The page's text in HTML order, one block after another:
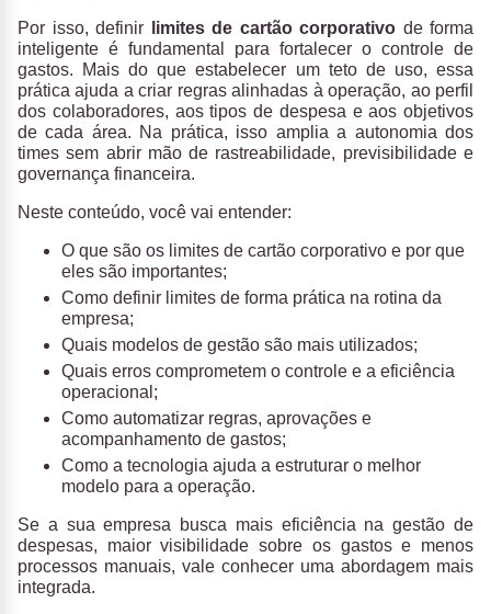
Por isso, definir limites de cartão corporativo de forma
inteligente é fundamental para fortalecer o controle de
gastos. Mais do que estabelecer um teto de uso, essa
prática ajuda a criar regras alinhadas à operação, ao perfil
dos colaboradores, aos tipos de despesa e aos objetivos
de cada área. Na prática, isso amplia a autonomia dos
times sem abrir mão de rastreabilidade, previsibilidade e
governança financeira.
Neste conteúdo, você vai entender:
O que são os limites de cartão corporativo e por que
eles são importantes;
Como definir limites de forma prática na rotina da
empresa;
Quais modelos de gestão são mais utilizados;
Quais erros comprometem o controle e a eficiência
operacional;
Como automatizar regras, aprovações e
acompanhamento de gastos;
Como a tecnologia ajuda a estruturar o melhor
modelo para a operação.
Se a sua empresa busca mais eficiência na gestão de
despesas, maior visibilidade sobre os gastos e menos
processos manuais, vale conhecer uma abordagem mais
integrada.